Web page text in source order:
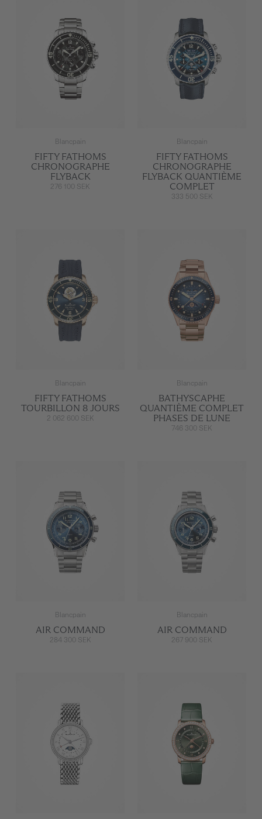
Blancpain
FIFTY FATHOMS
CHRONOGRAPHE
FLYBACK
276 100 SEK
Blancpain
FIFTY FATHOMS
CHRONOGRAPHE
FLYBACK QUANTIÈME
COMPLET
333 500 SEK
Blancpain
FIFTY FATHOMS
TOURBILLON 8 JOURS
2 062 600 SEK
Blancpain
BATHYSCAPHE
QUANTIÈME COMPLET
PHASES DE LUNE
746 300 SEK
Blancpain
AIR COMMAND
284 300 SEK
Blancpain
AIR COMMAND
267 900 SEK